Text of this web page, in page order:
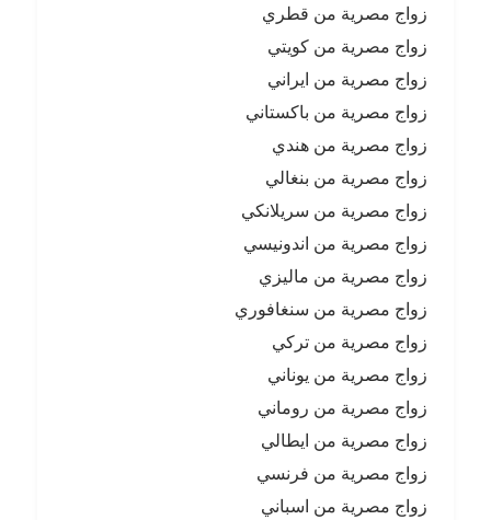
زواج مصرية من قطري
زواج مصرية من كويتي
زواج مصرية من ايراني
زواج مصرية من باكستاني
زواج مصرية من هندي
زواج مصرية من بنغالي
زواج مصرية من سريلانكي
زواج مصرية من اندونيسي
زواج مصرية من ماليزي
زواج مصرية من سنغافوري
زواج مصرية من تركي
زواج مصرية من يوناني
زواج مصرية من روماني
زواج مصرية من ايطالي
زواج مصرية من فرنسي
زواج مصرية من اسباني